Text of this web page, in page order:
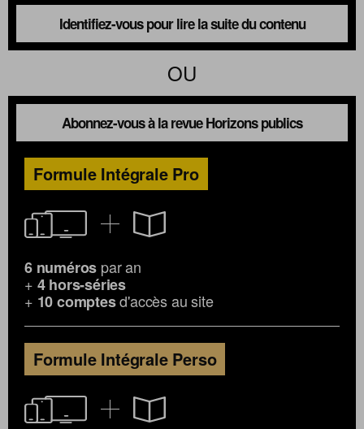
Identifiez-vous pour lire la suite du contenu
OU
Abonnez-vous à la revue Horizons publics
Formule Intégrale Pro
6 numéros par an
+ 4 hors-séries
+ 10 comptesd'accès au site
Formule Intégrale Perso